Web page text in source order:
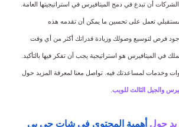
أن تبدع في دمج الميتافيرس في استراتيجيتها العامة.
تعمل على تحسين ما يمكن أن تقدمه هذه
وجود فرص لتوسيع وصولك وزيادة قدراتك أكثر من أي وقت
الميتافيرس هو استراتيجية يجب أن تفكر فيها بالتأكيد.
وخدمات لمساعدتك فيه. تواصل معنا لمعرفة المزيد حول
والجيل الثالث للويب.
حول أهمية المحتوى في شات جي بي